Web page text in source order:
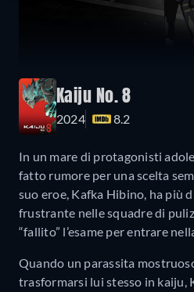
Kaiju No. 8
2024 8.2
In un mare di protagonisti
fatto rumore per una scelta
suo eroe, Kafka Hibino, ha più
frustrante nelle squadre di
“fallito” l’esame per entrare
Quando un parassita
trasformarsi lui stesso in kaiju,